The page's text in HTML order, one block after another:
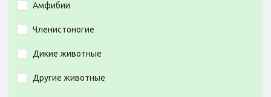
Амфибии
Членистоногие
Дикие животные
Другие животные